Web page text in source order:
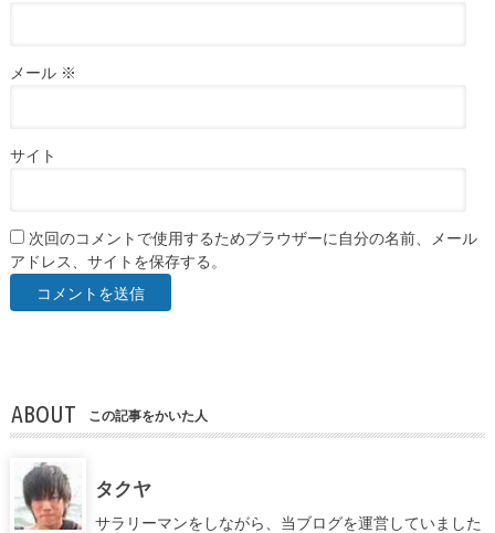
メール ※
サイト
次回のコメントで使用するためブラウザーに自分の名前、メール
アドレス、サイトを保存する。
ABOUT この記事をかいた人
タクヤ
サラリーマンをしながら、当ブログを運営していました